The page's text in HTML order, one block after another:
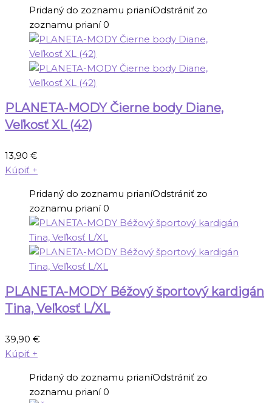
Pridaný do zoznamu prianíOdstrániť zo
zoznamu prianí 0
PLANETA-MODY Čierne body Diane,
Veľkosť XL (42)
13,90 €
Kúpiť +
Pridaný do zoznamu prianíOdstrániť zo
zoznamu prianí 0
PLANETA-MODY Béžový športový kardigán
Tina, Veľkosť L/XL
39,90 €
Kúpiť +
Pridaný do zoznamu prianíOdstrániť zo
zoznamu prianí 0